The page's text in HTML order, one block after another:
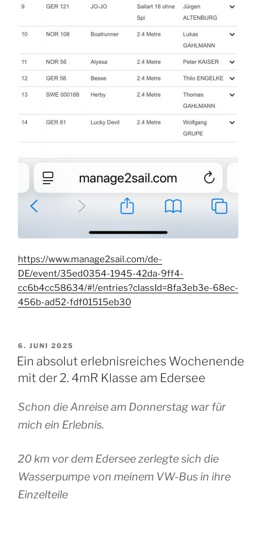
https://www.manage2sail.com/de-
DE/event/35ed0354-1945-42da-9ff4-
cc6b4cc58634/#!/entries?classId=8fa3eb3e-68ec-
456b-ad52-fdf01515eb30
VERÖFFENTLICHT
AM
6. JUNI 2025
Ein absolut erlebnisreiches Wochenende
mit der 2. 4mR Klasse am Edersee
Schon die Anreise am Donnerstag war für
mich ein Erlebnis.
20 km vor dem Edersee zerlegte sich die
Wasserpumpe von meinem VW-Bus in ihre
Einzelteile